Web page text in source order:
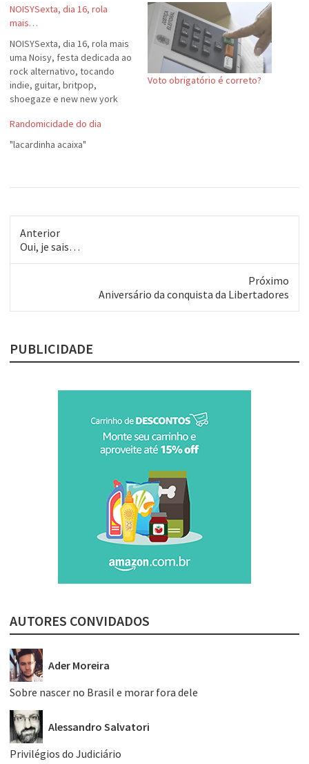
NOISYSexta, dia 16, rola
mais…
NOISYSexta, dia 16, rola mais
uma Noisy, festa dedicada ao
rock alternativo, tocando
indie, guitar, britpop,
shoegaze e new new york
de outros gêneros. Se você
chegar cedo, pega o chill in e
Voto obrigatório é correto?
Randomicidade do dia
"lacardinha acaixa"
Anterior
Post
anterior:
Oui, je sais…
Próximo
post:
Aniversário da conquista da Libertadores
PUBLICIDADE
AUTORES CONVIDADOS
Ader Moreira
Sobre nascer no Brasil e morar fora dele
Alessandro Salvatori
Privilégios do Judiciário